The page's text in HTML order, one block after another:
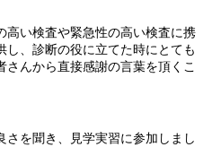
高い検査や緊急性の高い検査に携
、診断の役に立てた時にとても
んから直接感謝の言葉を頂くこ
さを聞き、見学実習に参加しまし